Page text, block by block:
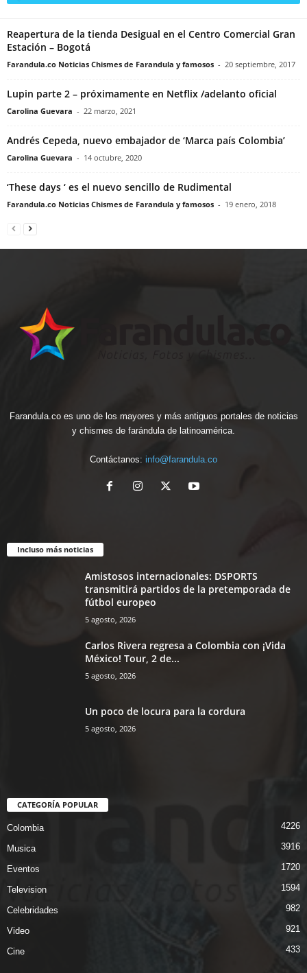
Reapertura de la tienda Desigual en el Centro Comercial Gran
Estación – Bogotá
Farandula.co Noticias Chismes de Farandula y famosos - 20 septiembre, 2017
Lupin parte 2 – próximamente en Netflix /adelanto oficial
Carolina Guevara - 22 marzo, 2021
Andrés Cepeda, nuevo embajador de ‘Marca país Colombia’
Carolina Guevara - 14 octubre, 2020
‘These days ‘ es el nuevo sencillo de Rudimental
Farandula.co Noticias Chismes de Farandula y famosos - 19 enero, 2018
Farandula.co es uno de los mayores y más antiguos portales de noticias
y chismes de farándula de latinoamérica.
Contáctanos: info@farandula.co
Incluso más noticias
Amistosos internacionales: DSPORTS
transmitirá partidos de la pretemporada de
fútbol europeo
5 agosto, 2026
Carlos Rivera regresa a Colombia con ¡Vida
México! Tour, 2 de...
5 agosto, 2026
Un poco de locura para la cordura
5 agosto, 2026
CATEGORÍA POPULAR
Colombia 4226
Musica 3916
Eventos 1720
Television 1594
Celebridades 982
Video 921
Cine 433